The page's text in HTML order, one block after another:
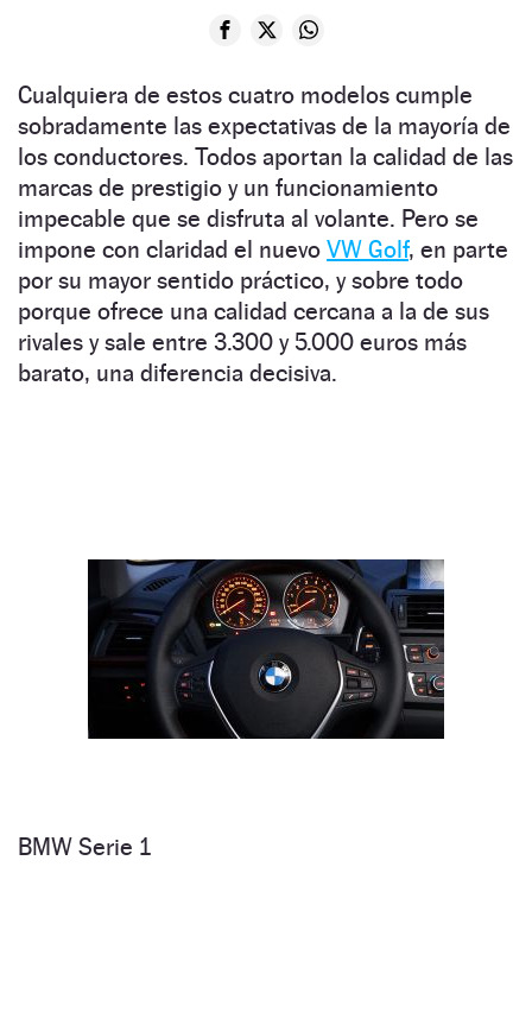
Cualquiera de estos cuatro modelos cumple
sobradamente las expectativas de la mayoría de
los conductores. Todos aportan la calidad de las
marcas de prestigio y un funcionamiento
impecable que se disfruta al volante. Pero se
impone con claridad el nuevo VW Golf, en parte
por su mayor sentido práctico, y sobre todo
porque ofrece una calidad cercana a la de sus
rivales y sale entre 3.300 y 5.000 euros más
barato, una diferencia decisiva.
BMW Serie 1